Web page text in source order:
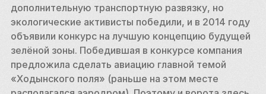
дополнительную транспортную развязку, но
экологические активисты победили, и в 2014 году
объявили конкурс на лучшую концепцию будущей
зелёной зоны. Победившая в конкурсе компания
предложила сделать авиацию главной темой
«Ходынского поля» (раньше на этом месте